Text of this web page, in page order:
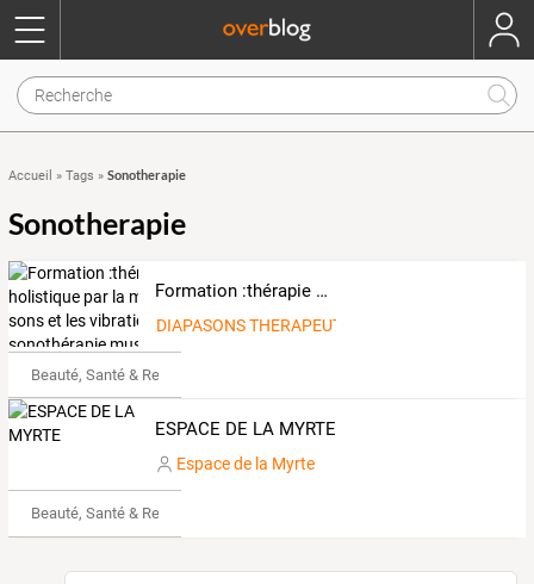
Accueil » Tags » Sonotherapie
Sonotherapie
Formation :thérapie holistique par la musique , les sons et les vibrations: sonothérapie,musicothérapie, voix
DIAPASONS THERAPEUTIQUES ET BOLS
Beauté, Santé & Remise en forme
ESPACE DE LA MYRTE
Espace de la Myrte
Beauté, Santé & Remise en forme